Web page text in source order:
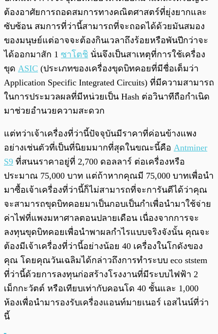
ต้องอาศัยการถอดสมการทางคณิตศาสตร์ที่ยุ่งยากและ
ซับซ้อน สมการที่ว่านี้สามารถที่จะถอดได้ด้วยมันสมอง
ของมนุษย์แต่อาจจะต้องกินเวลาถึงร้อยหรือพันปีกว่าจะ
ได้ออกมาสัก 1 ซาโตชิ นั่นจึงเป็นสาเหตุที่การใช้เครื่อง
ขุด ASIC (ประเภทของเครื่องขุดบิทคอยที่มีชื่อเต็มว่า
Application Specific Integrated Circuits) ที่มีความสามารถ
ในการประมวลผลที่มีหน่วยเป็น Hash ต่อวินาทีถือกำเนิด
มาช่วยอำนวยความสะดวก
แต่ทว่าเจ้าเครื่องที่ว่านี้ปัจจุบันมีราคาที่ค่อนข้างแพง
อย่างเช่นตัวที่เป็นที่นิยมมากที่สุดในขณะนี้คือ Antminer
S9 ที่สนนราคาอยู่ที่ 2,700 ดอลลาร์ ต่อเครื่องหรือ
ประมาณ 75,000 บาท แต่ถ้าหากคุณมี 75,000 บาทเพื่อนำ
มาซื้อเจ้าเครื่องที่ว่านี้ก็ไม่สามารถที่จะการันตีได้ว่าคุณ
จะสามารถขุดบิทคอยมาเป็นกอบเป็นกำเพื่อนำมาใช้จ่าย
ค่าไฟที่แพงมหาศาลตอนปลายเดือน เนื่องจากการจะ
ลงทุนขุดบิทคอยเพื่อนำพาผลกำไรแบบจริงจังนั้น คุณจะ
ต้องมีเจ้าเครื่องที่ว่านี้อย่างน้อย 40 เครื่องในโกดังของ
คุณ โดยคุณวันเฉลิมได้กล่าวถึงการทำระบบ eco ststem
ที่ว่านี้ด้วยการลงทุนก่อสร้างโรงงานที่มีระบบไฟฟ้า 2
เม็กกะวัตต์ หรือเทียบเท่ากับคอนโด 40 ชั้นและ 1,000
ห้องเพื่อนำมารองรับเครื่องแอนท์มายเนอร์ เอสไนน์ที่ว่า
นี้